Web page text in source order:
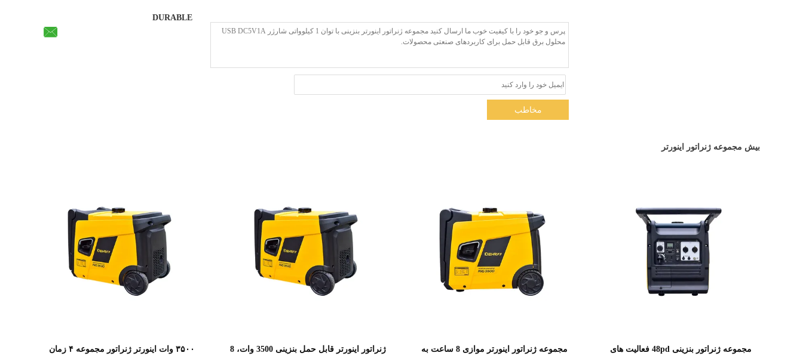
DURABLE
مخاطب
بیش مجموعه ژنراتور اینورتر
۳۵۰۰ وات اینورتر ژنراتور مجموعه ۴ زمان
ژنراتور اینورتر قابل حمل بنزینی 3500 وات، 8
مجموعه ژنراتور اینورتر موازی 8 ساعت به
مجموعه ژنراتور بنزینی 48pd فعالیت های